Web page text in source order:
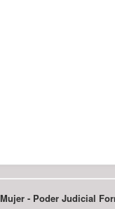
- Poder Judicial